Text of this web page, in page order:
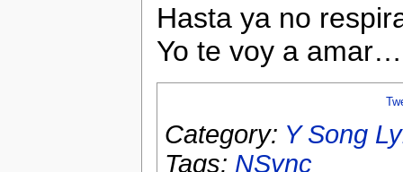
Hasta ya no
Yo te voy a amar…
Category: Y Song
Tags: NSync